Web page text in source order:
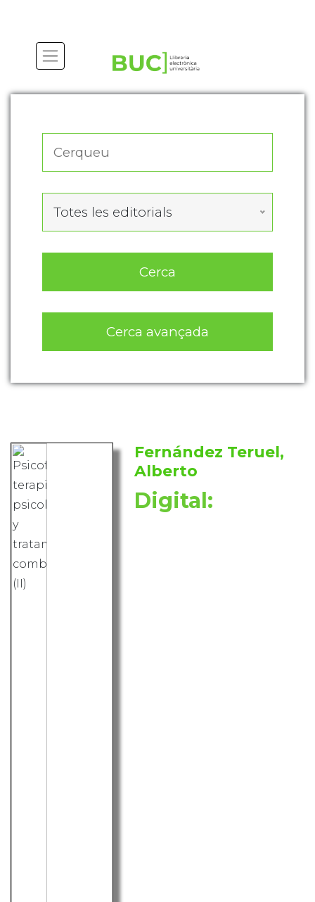
Totes les editorials
Cerca
Cerca avançada
Fernández Teruel,
Alberto
Digital: